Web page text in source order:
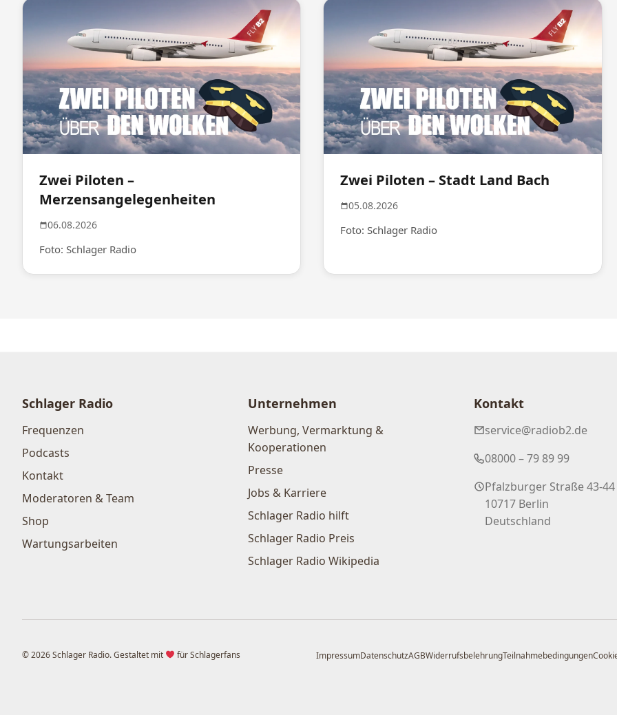
Zwei Piloten –
Merzensangelegenheiten
06.08.2026
Foto: Schlager Radio
Zwei Piloten – Stadt Land Bach
05.08.2026
Foto: Schlager Radio
Schlager Radio
Frequenzen
Podcasts
Kontakt
Moderatoren & Team
Shop
Wartungsarbeiten
Unternehmen
Werbung, Vermarktung &
Kooperationen
Presse
Jobs & Karriere
Schlager Radio hilft
Schlager Radio Preis
Schlager Radio Wikipedia
Kontakt
service@radiob2.de
08000 – 79 89 99
Pfalzburger Straße 43-44
10717 Berlin
Deutschland
© 2026 Schlager Radio. Gestaltet mit für Schlagerfans ImpressumDatenschutzAGBWiderrufsbelehrungTeilnahmebedingungen